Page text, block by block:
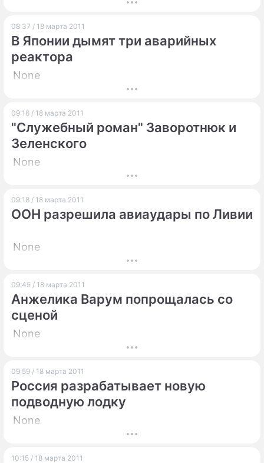
О ПРОЕКТЕ
08:37 / 18 марта 2011
В Японии дымят три аварийных
реактора
None
09:16 / 18 марта 2011
"Служебный роман" Заворотнюк и
Зеленского
None
09:18 / 18 марта 2011
ООН разрешила авиаудары по Ливии
None
09:45 / 18 марта 2011
Анжелика Варум попрощалась со
сценой
None
09:59 / 18 марта 2011
Россия разрабатывает новую
подводную лодку
None
10:15 / 18 марта 2011